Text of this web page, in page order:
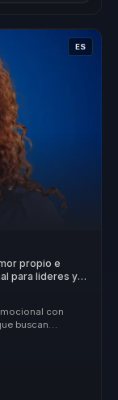
ES
propio e
para lideres y
con
buscan